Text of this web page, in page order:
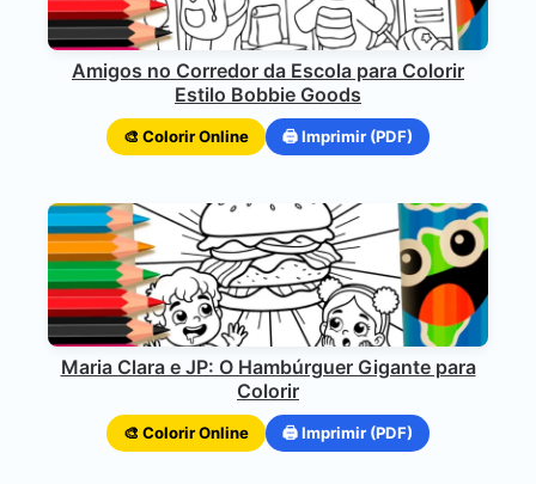
Amigos no Corredor da Escola para Colorir
Estilo Bobbie Goods
🎨 Colorir Online 🖨️ Imprimir (PDF)
Maria Clara e JP: O Hambúrguer Gigante para
Colorir
🎨 Colorir Online 🖨️ Imprimir (PDF)